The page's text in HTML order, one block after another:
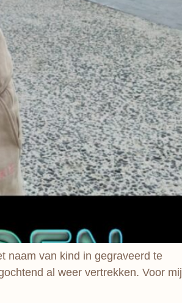
naam van kind in gegraveerd te
al weer vertrekken. Voor mij